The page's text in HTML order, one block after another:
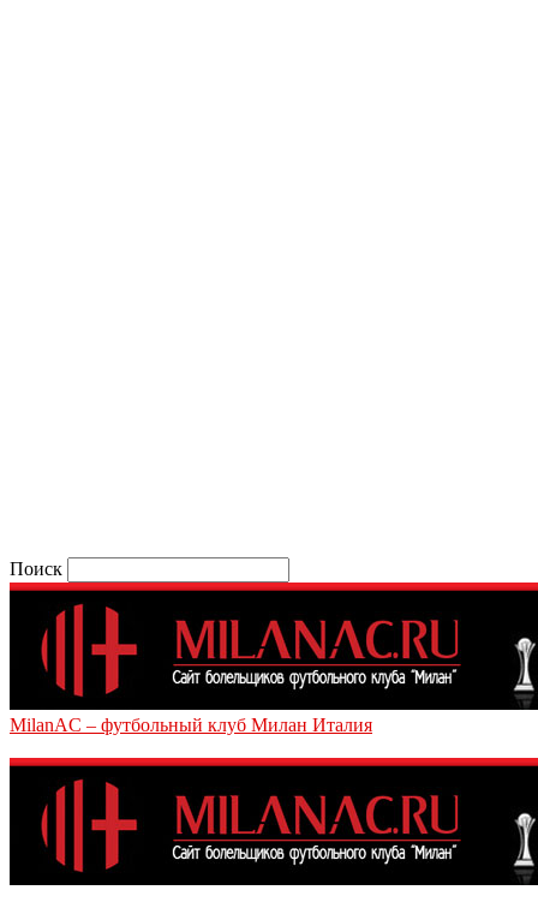
Поиск
MilanAC – футбольный клуб Милан Италия